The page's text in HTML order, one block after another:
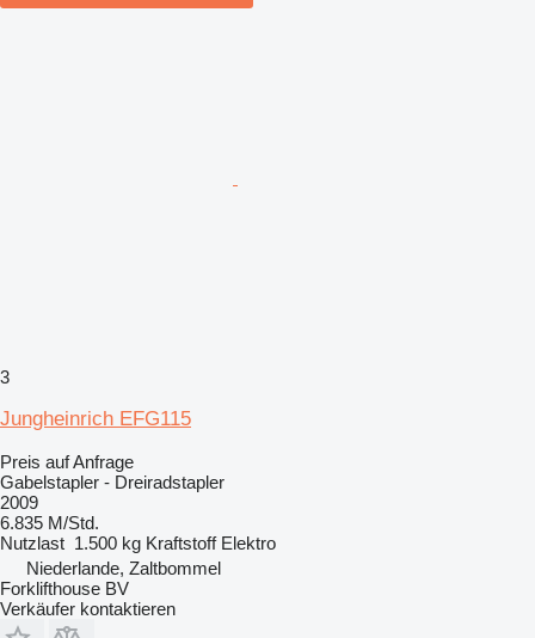
3
Jungheinrich EFG115
Preis auf Anfrage
Gabelstapler - Dreiradstapler
2009
6.835 M/Std.
Nutzlast 1.500 kg Kraftstoff Elektro
Niederlande, Zaltbommel
Forklifthouse BV
Verkäufer kontaktieren